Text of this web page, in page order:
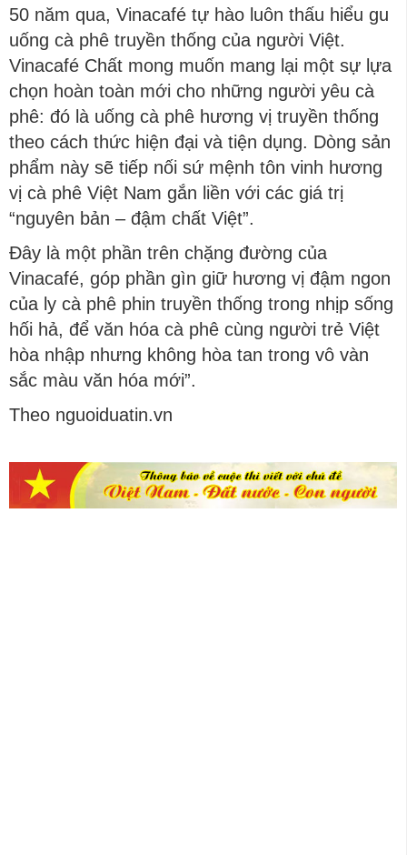
50 năm qua, Vinacafé tự hào luôn thấu hiểu gu
uống cà phê truyền thống của người Việt.
Vinacafé Chất mong muốn mang lại một sự lựa
chọn hoàn toàn mới cho những người yêu cà
phê: đó là uống cà phê hương vị truyền thống
theo cách thức hiện đại và tiện dụng. Dòng sản
phẩm này sẽ tiếp nối sứ mệnh tôn vinh hương
vị cà phê Việt Nam gắn liền với các giá trị
“nguyên bản – đậm chất Việt”.
Đây là một phần trên chặng đường của
Vinacafé, góp phần gìn giữ hương vị đậm ngon
của ly cà phê phin truyền thống trong nhịp sống
hối hả, để văn hóa cà phê cùng người trẻ Việt
hòa nhập nhưng không hòa tan trong vô vàn
sắc màu văn hóa mới”.
Theo nguoiduatin.vn